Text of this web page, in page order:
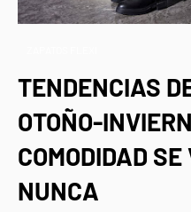
TENDENCIAS
OTOÑO-
COMODIDAD
NUNCA